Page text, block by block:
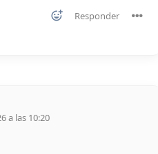
Responder
a las 10:20